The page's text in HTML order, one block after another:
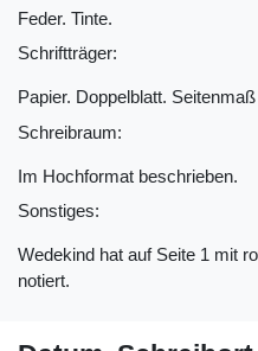
Feder. Tinte.
Schriftträger:
Papier. Doppelblatt.
Schreibraum:
Im Hochformat beschrieben.
Sonstiges:
Wedekind hat auf Seite 1 mit
notiert.